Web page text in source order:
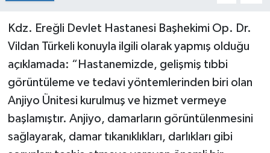
Kdz. Ereğli Devlet Hastanesi Başhekimi Op. Dr.
Vildan Türkeli konuyla ilgili olarak yapmış olduğu
açıklamada: “Hastanemizde, gelişmiş tıbbi
görüntüleme ve tedavi yöntemlerinden biri olan
Anjiyo Ünitesi kurulmuş ve hizmet vermeye
başlamıştır. Anjiyo, damarların görüntülenmesini
sağlayarak, damar tıkanıklıkları, darlıkları gibi